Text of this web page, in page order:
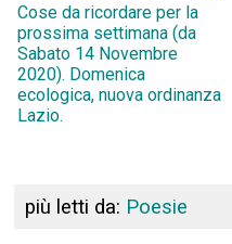
Cose da ricordare per la
prossima settimana (da
Sabato 14 Novembre
2020). Domenica
ecologica, nuova ordinanza
Lazio.
più letti da: Poesie